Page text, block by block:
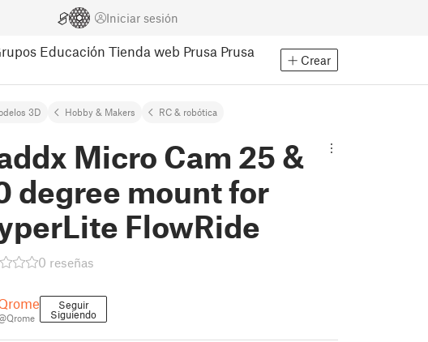
Iniciar sesión
Educación Tienda web Prusa Prusa
Crear
3D Hobby & Makers RC & robótica
Micro Cam 25 &
degree mount for
FlowRide
0 reseñas
Seguir
Siguiendo